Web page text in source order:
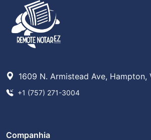
1609 N. Armistead Ave, Hampton,
+1 (757) 271-3004
Companhia